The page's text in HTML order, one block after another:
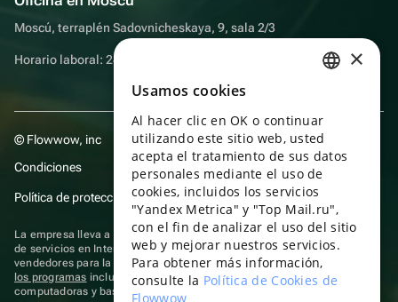
Moscú, terraplén Sadovnicheskaya, 9, sala 2/3
Horario laboral: 24 horas
© Flowwow, inc
Condiciones
Política de protección y privacidad de datos
La empresa lleva a cabo su actividad en el ámbito de las TI: prestación
de servicios en Internet para la publicación de ofertas (anuncios) de
vendedores para la venta de artículos. Acceder a lainformación sobre
los programas incluidos en el registro de programas rusos para
computadoras y bases de datos.
ENGLISH
UKRAINIAN
PORTUGUESE
SPANISH
HUNGARIAN
ITALIAN
×
Usamos cookies
Al hacer clic en OK o continuar
utilizando este sitio web, usted
acepta el tratamiento de sus datos
personales mediante el uso de
cookies, incluidos los servicios
"Yandex Metrica" y "Top Mail.ru",
con el fin de analizar el uso del sitio
web y mejorar nuestros servicios.
Para obtener más información,
consulte la Política de Cookies de
Flowwow